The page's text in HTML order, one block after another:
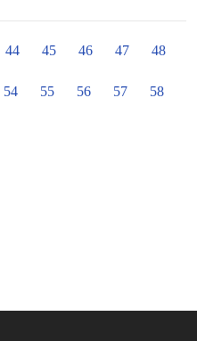
44 45 46 47 48
54 55 56 57 58